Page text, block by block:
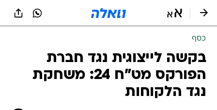
כסף
בקשה לייצוגית נגד חברת
הפורקס מט"ח 24: משחקת
נגד הלקוחות